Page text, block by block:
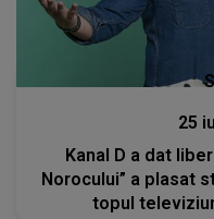
25
Kanal D a dat
Norocului” a plasat
topul